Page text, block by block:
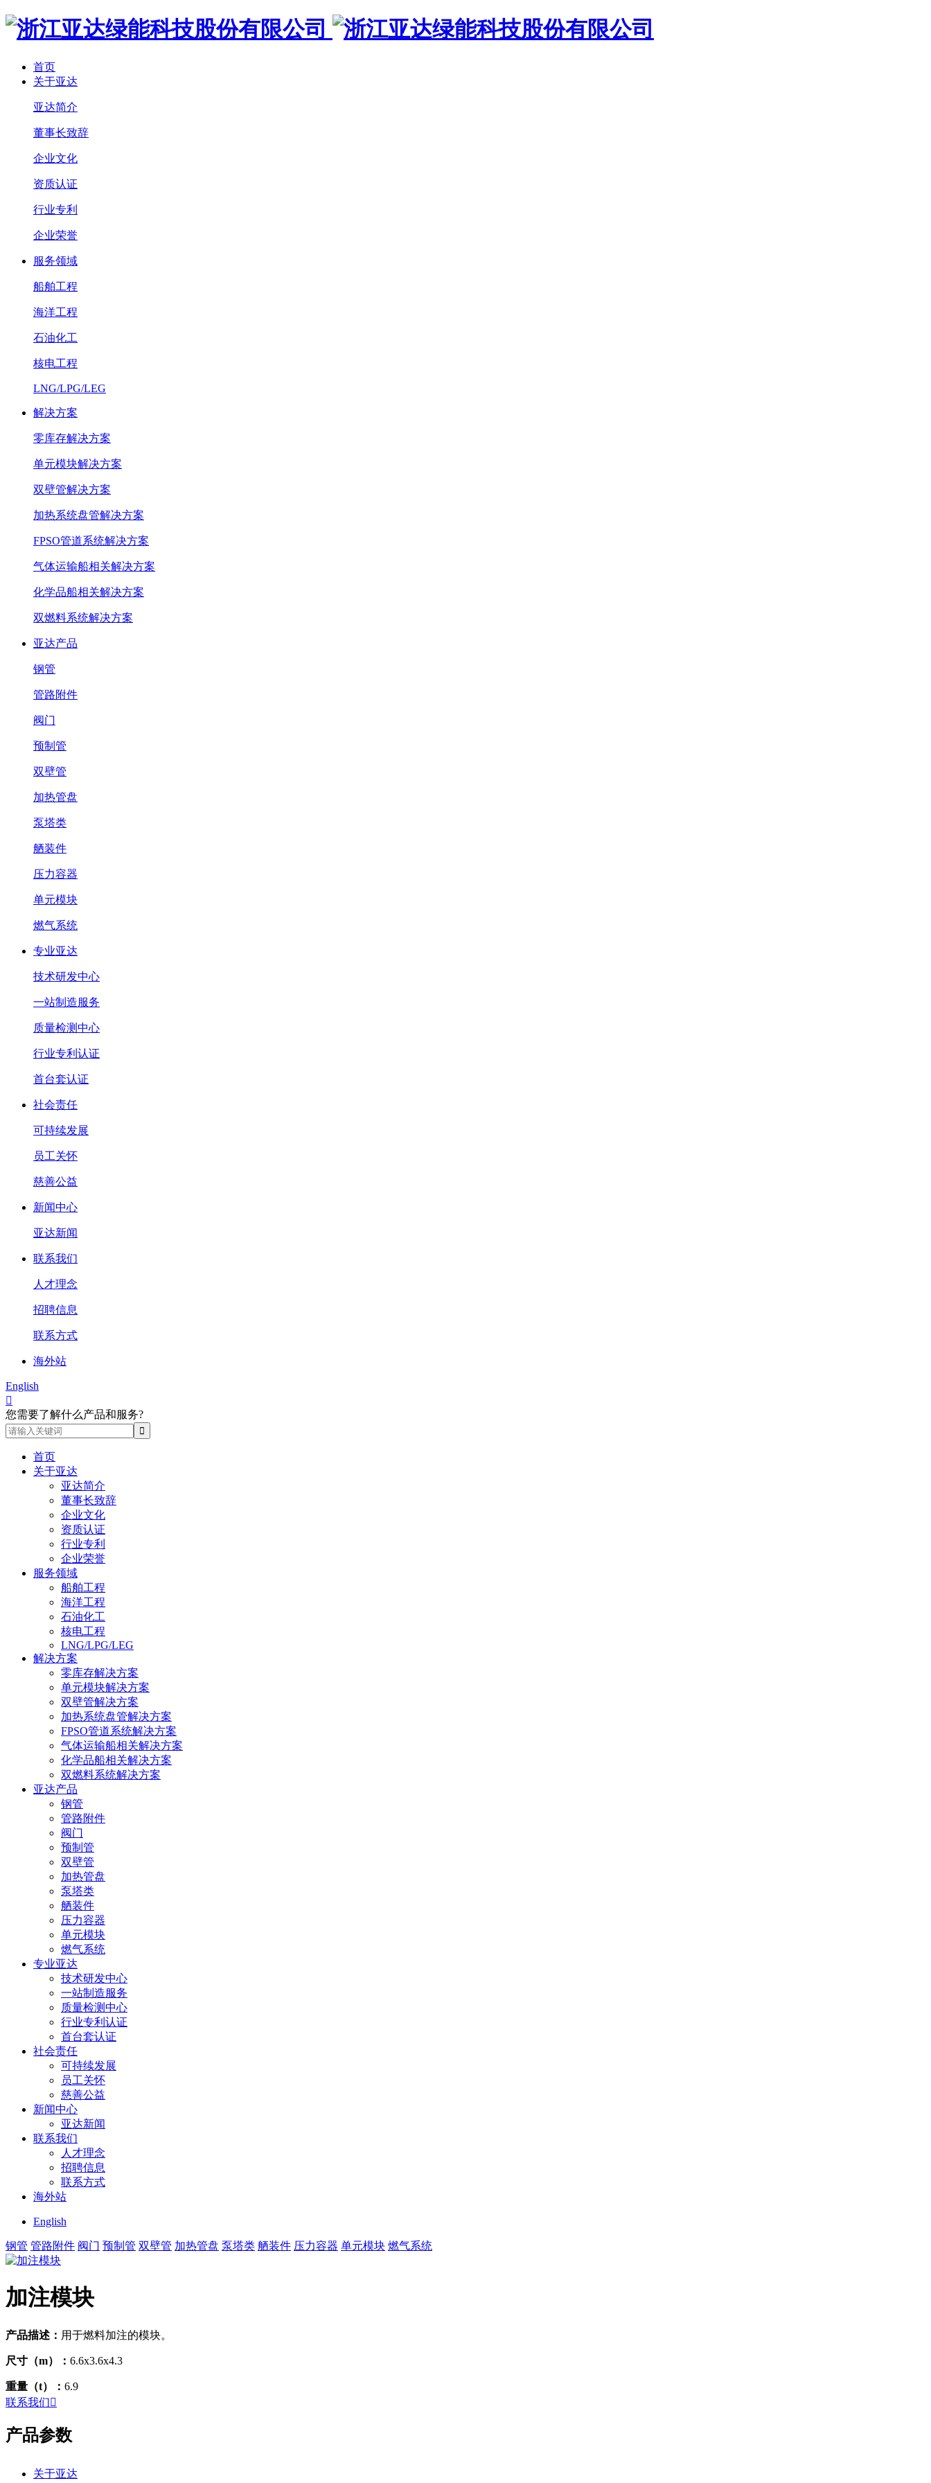
首页
关于亚达
亚达简介
董事长致辞
企业文化
资质认证
行业专利
企业荣誉
服务领域
船舶工程
海洋工程
石油化工
核电工程
LNG/LPG/LEG
解决方案
零库存解决方案
单元模块解决方案
双壁管解决方案
加热系统盘管解决方案
FPSO管道系统解决方案
气体运输船相关解决方案
化学品船相关解决方案
双燃料系统解决方案
亚达产品
钢管
管路附件
阀门
预制管
双壁管
加热管盘
泵塔类
舾装件
压力容器
单元模块
燃气系统
专业亚达
技术研发中心
一站制造服务
质量检测中心
行业专利认证
首台套认证
社会责任
可持续发展
员工关怀
慈善公益
新闻中心
亚达新闻
联系我们
人才理念
招聘信息
联系方式
海外站
English

您需要了解什么产品和服务?
首页
关于亚达
亚达简介
董事长致辞
企业文化
资质认证
行业专利
企业荣誉
服务领域
船舶工程
海洋工程
石油化工
核电工程
LNG/LPG/LEG
解决方案
零库存解决方案
单元模块解决方案
双壁管解决方案
加热系统盘管解决方案
FPSO管道系统解决方案
气体运输船相关解决方案
化学品船相关解决方案
双燃料系统解决方案
亚达产品
钢管
管路附件
阀门
预制管
双壁管
加热管盘
泵塔类
舾装件
压力容器
单元模块
燃气系统
专业亚达
技术研发中心
一站制造服务
质量检测中心
行业专利认证
首台套认证
社会责任
可持续发展
员工关怀
慈善公益
新闻中心
亚达新闻
联系我们
人才理念
招聘信息
联系方式
海外站
English
钢管 管路附件 阀门 预制管 双壁管 加热管盘 泵塔类 舾装件 压力容器 单元模块 燃气系统
加注模块
产品描述： 用于燃料加注的模块。
尺寸（m）： 6.6x3.6x4.3
重量（t）： 6.9
联系我们
产品参数
关于亚达